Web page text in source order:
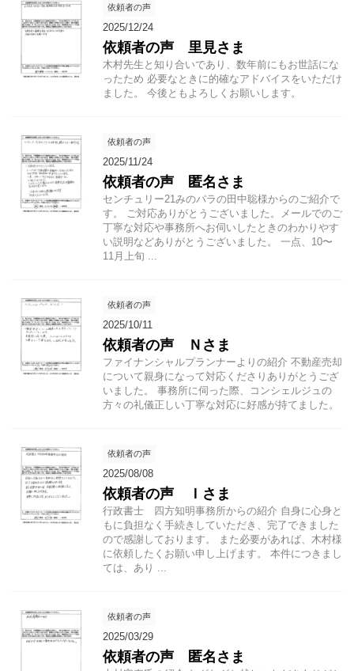
依頼者の声
2025/12/24
依頼者の声 里見さま
木村先生と知り合いであり、数年前にもお世話にな
ったため 必要なときに的確なアドバイスをいただけ
ました。 今後ともよろしくお願いします。
依頼者の声
2025/11/24
依頼者の声 匿名さま
センチュリー21みのパラの田中聡様からのご紹介で
す。 ご対応ありがとうございました。メールでのご
丁寧な対応や事務所へお伺いしたときのわかりやす
い説明などありがとうございました。 一点、10〜
11月上旬 ...
依頼者の声
2025/10/11
依頼者の声 Ｎさま
ファイナンシャルプランナーよりの紹介 不動産売却
について親身になって対応くださりありがとうござ
いました。 事務所に伺った際、コンシェルジュの
方々の礼儀正しい丁寧な対応に好感が持てました。
依頼者の声
2025/08/08
依頼者の声 Ｉさま
行政書士 四方知明事務所からの紹介 自身に心身と
もに負担なく手続きしていただき、完了できました
ので感謝しております。 また必要があれば、木村様
に依頼したくお願い申し上げます。 本件につきまし
ては、あり ...
依頼者の声
2025/03/29
依頼者の声 匿名さま